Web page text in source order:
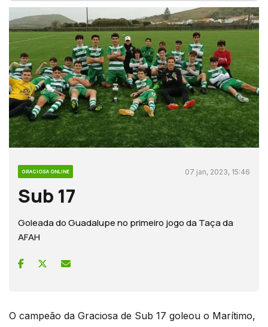
GRACIOSA ONLINE 07 jan, 2023, 15:46
Sub 17
Goleada do Guadalupe no primeiro jogo da Taça da
AFAH
O campeão da Graciosa de Sub 17 goleou o Marítimo,